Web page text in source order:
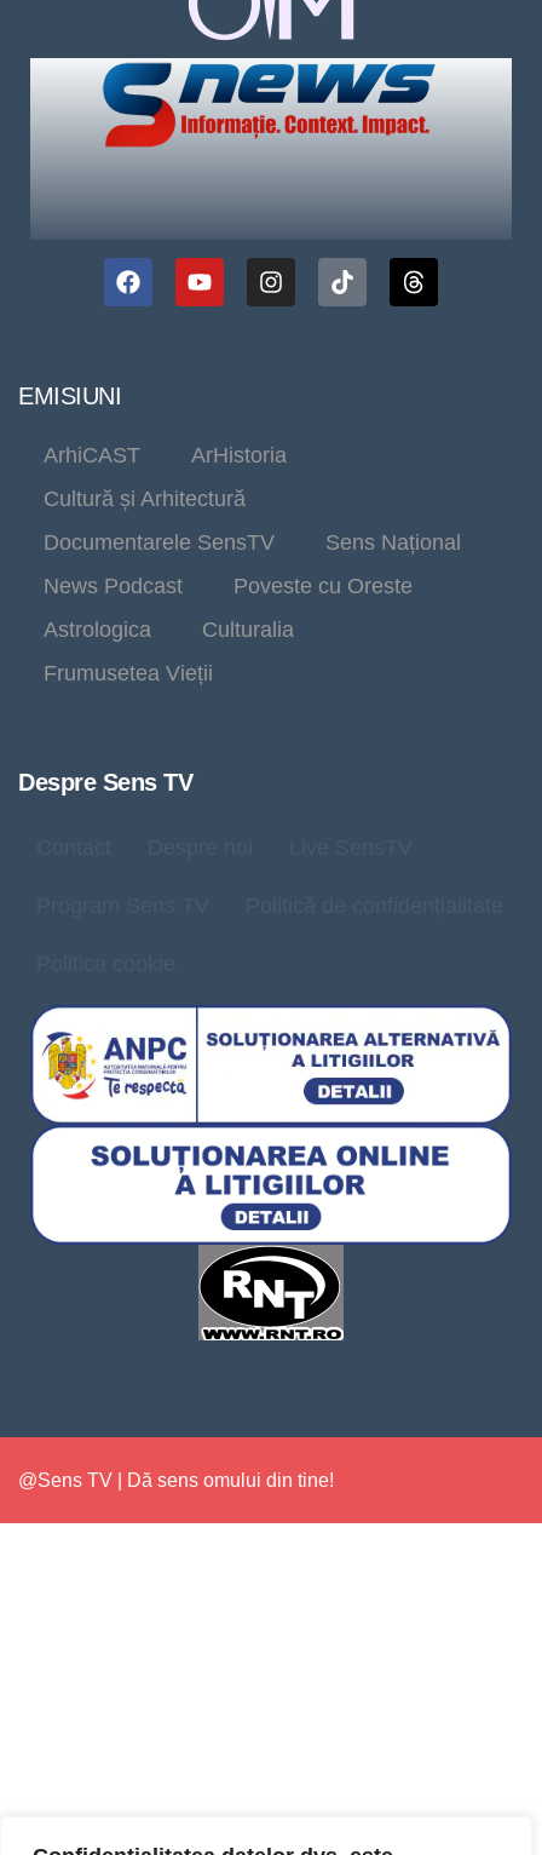
EMISIUNI
ArhiCAST
ArHistoria
Cultură și Arhitectură
Documentarele SensTV
Sens Național
News Podcast
Poveste cu Oreste
Astrologica
Culturalia
Frumusetea Vieții
Despre Sens TV
@Sens TV | Dă sens omului din tine!